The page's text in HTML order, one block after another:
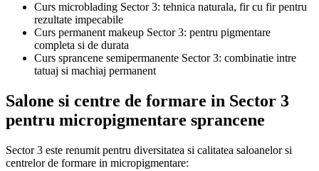
Curs microblading Sector 3: tehnica naturala, fir cu fir pentru
rezultate impecabile
Curs permanent makeup Sector 3: pentru pigmentare
completa si de durata
Curs sprancene semipermanente Sector 3: combinatie intre
tatuaj si machiaj permanent
Salone si centre de formare in Sector 3
pentru micropigmentare sprancene
Sector 3 este renumit pentru diversitatea si calitatea saloanelor si
centrelor de formare in micropigmentare: